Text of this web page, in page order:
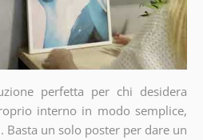
perfetta per chi desidera
interno in modo semplice,
un solo poster per dare un